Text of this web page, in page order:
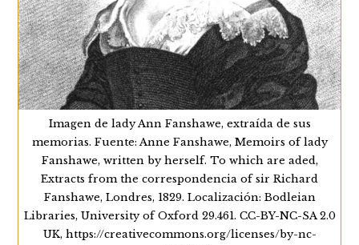
Imagen de lady Ann Fanshawe, extraída de sus
memorias. Fuente: Anne Fanshawe, Memoirs of lady
Fanshawe, written by herself. To which are aded,
Extracts from the correspondencia of sir Richard
Fanshawe, Londres, 1829. Localización: Bodleian
Libraries, University of Oxford 29.461. CC-BY-NC-SA 2.0
UK, https://creativecommons.org/licenses/by-nc-